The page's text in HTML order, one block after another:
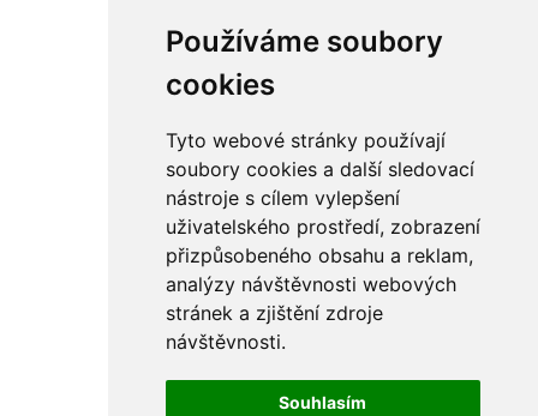
Používáme soubory
cookies
Tyto webové stránky používají
soubory cookies a další sledovací
nástroje s cílem vylepšení
uživatelského prostředí, zobrazení
přizpůsobeného obsahu a reklam,
analýzy návštěvnosti webových
stránek a zjištění zdroje
návštěvnosti.
Souhlasím